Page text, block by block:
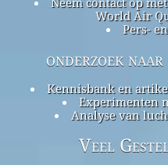
World Air
Pers-
onderzoek
Kennisbank en
Experimenten
Analyse van
Veel